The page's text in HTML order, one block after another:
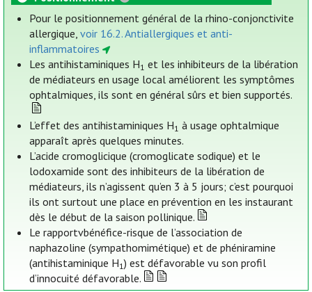
Pour le positionnement général de la rhino-conjonctivite
allergique,voir 16.2. Antiallergiques et anti-
inflammatoires
Les antihistaminiques H1 et les inhibiteurs de la libération
de médiateurs en usage local améliorent les symptômes
ophtalmiques, ils sont en général sûrs et bien supportés.
L’effet des antihistaminiques H1 à usage ophtalmique
apparaît après quelques minutes.
L’acide cromoglicique (cromoglicate sodique) et le
lodoxamide sont des inhibiteurs de la libération de
médiateurs, ils n’agissent qu’en 3 à 5 jours; c’est pourquoi
ils ont surtout une place en prévention en les instaurant
dès le début de la saison pollinique.
Le rapportvbénéfice-risque de l’association de
naphazoline (sympathomimétique) et de phéniramine
(antihistaminique H1) est défavorable vu son profil
d’innocuité défavorable.